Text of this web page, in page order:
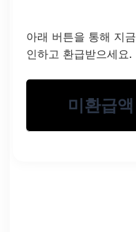
아래 버튼을 통해 지
인하고 환급받으세요.
미환급